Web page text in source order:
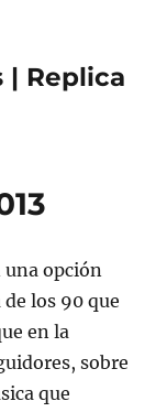
| Replica
una opción
los 90 que
en la
sobre
que